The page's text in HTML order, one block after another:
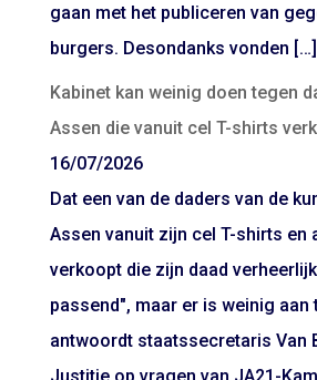
gaan met het publiceren van
burgers. Desondanks vonden […]
Kabinet kan weinig doen tegen
Assen die vanuit cel T-shirts
16/07/2026
Dat een van de daders van de
Assen vanuit zijn cel T-shirts en
verkoopt die zijn daad
passend", maar er is weinig aan
antwoordt staatssecretaris Van
Justitie op vragen van JA21-